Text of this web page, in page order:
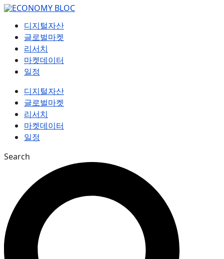
컨
디지털자산
글로벌마켓
리서치
마켓데이터
일정
디지털자산
글로벌마켓
리서치
마켓데이터
일정
Search